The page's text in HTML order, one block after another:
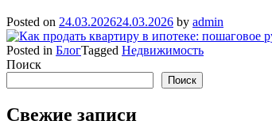
Posted on 24.03.202624.03.2026 by admin
Posted in БлогTagged Недвижимость
Поиск
Поиск
Свежие записи